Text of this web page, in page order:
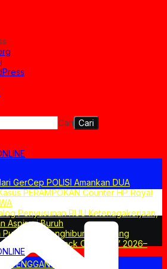
Cari
GerCep POLISI Amankan DUA
PERAMPOKAN Counter HP Royal
Penyusunan RUU Ketenagakerjaan,
Aspirasi Buruh
Putri Siap Menghibur! Semarang
Akbar “Back On Track” 2026–
PENGGANTI APBD